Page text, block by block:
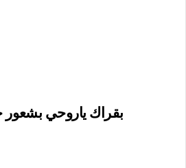
بقراك ياروحي بشعور